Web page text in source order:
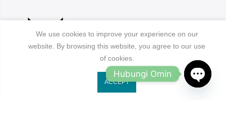
Jl. Ruko Gading Bukit Indah No.18, RT.18/RW.8
We use cookies to improve your experience on our
website. By browsing this website, you agree to our use
of cookies.
ACCEPT
Hubungi Omin